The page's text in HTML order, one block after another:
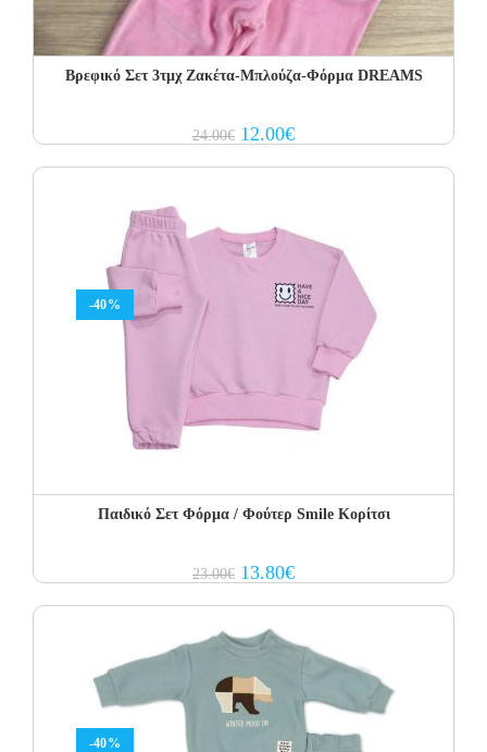
Βρεφικό Σετ 3τμχ Ζακέτα-Μπλούζα-Φόρμα DREAMS
24.00€ Original
price
12.00€Current
price
-40%
Παιδικό Σετ Φόρμα / Φούτερ Smile Κορίτσι
23.00€ Original
price
13.80€Current
price
-40%